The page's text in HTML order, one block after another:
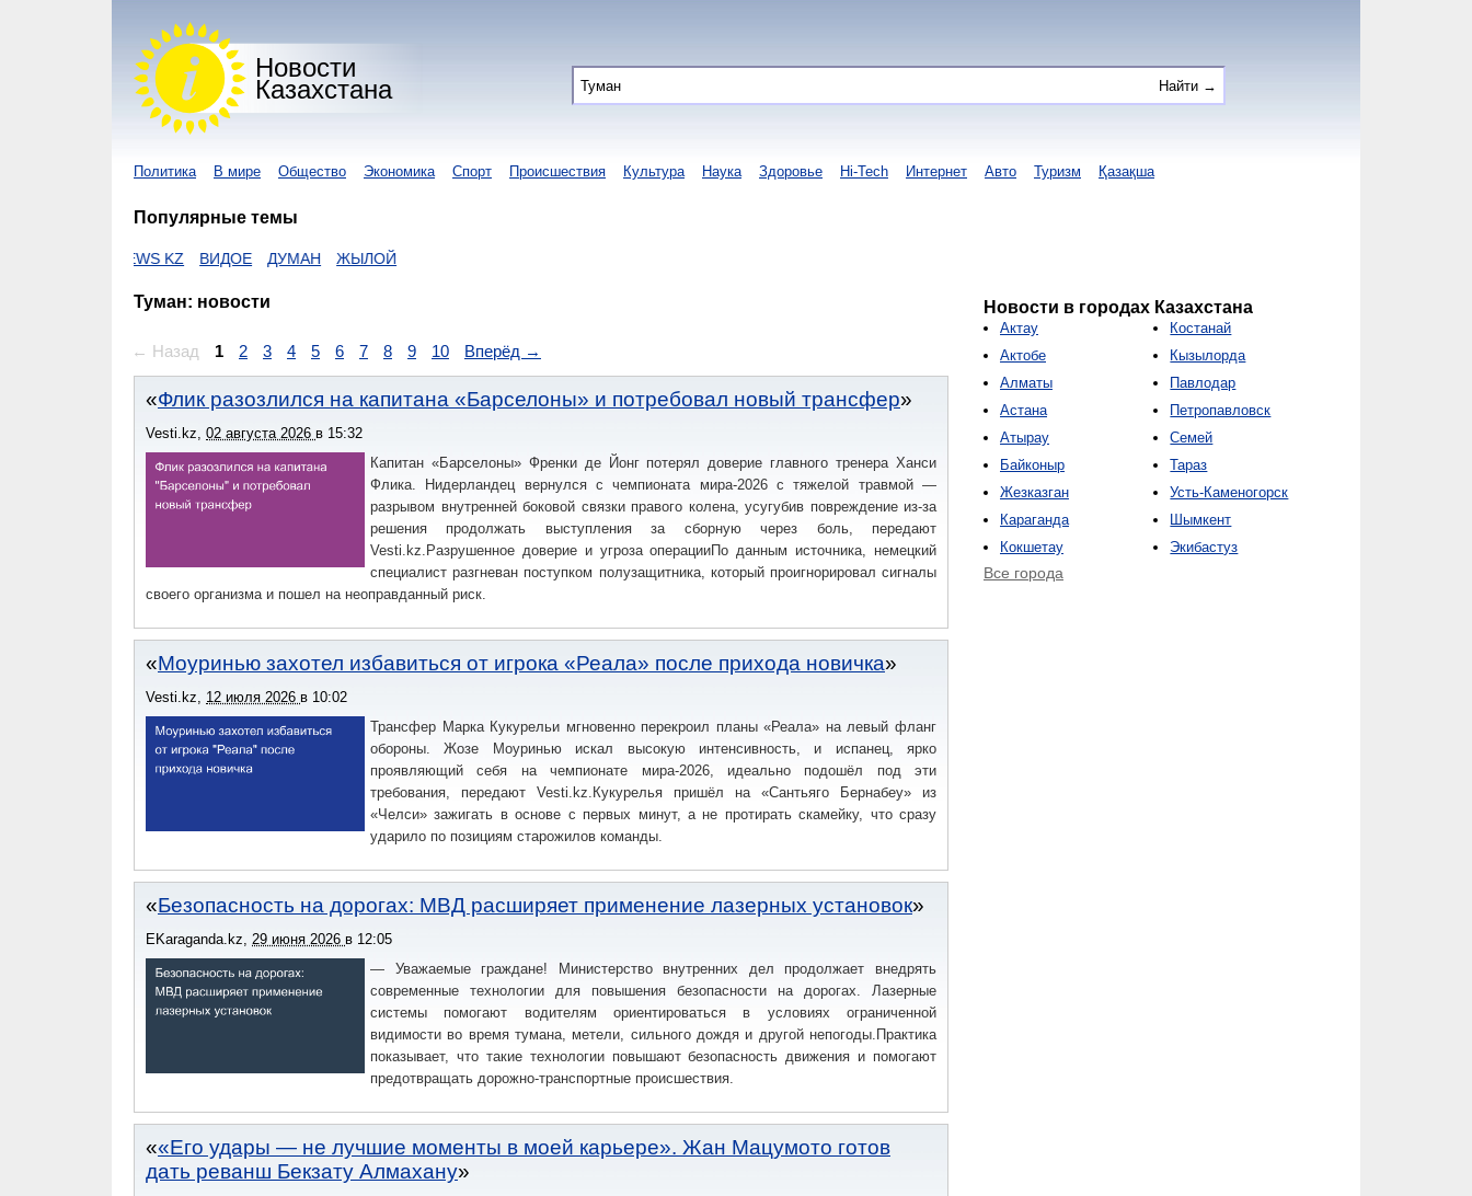
Новости
Казахстана
Политика В мире Общество Экономика Спорт Происшествия Культура Наука Здоровье Hi-Tech Интернет Авто Туризм Қазақша
Популярные темы
ВИДОЕ ДУМАН ЖЫЛОЙ
Туман: новости
← Назад 1 2 3 4 5 6 7 8 9 10 Вперёд →
Флик разозлился на капитана «Барселоны» и потребовал новый трансфер
Vesti.kz, 02 августа 2026 в 15:32
Капитан «Барселоны» Френки де Йонг потерял доверие главного тренера Ханси
Флика. Нидерландец вернулся с чемпионата мира-2026 с тяжелой травмой —
разрывом внутренней боковой связки правого колена, усугубив повреждение из-за
решения продолжать выступления за сборную через боль, передают
Vesti.kz.Разрушенное доверие и угроза операцииПо данным источника, немецкий
специалист разгневан поступком полузащитника, который проигнорировал сигналы
своего организма и пошел на неоправданный риск.
Моуринью захотел избавиться от игрока «Реала» после прихода новичка
Vesti.kz, 12 июля 2026 в 10:02
Трансфер Марка Кукурельи мгновенно перекроил планы «Реала» на левый фланг
обороны. Жозе Моуринью искал высокую интенсивность, и испанец, ярко
проявляющий себя на чемпионате мира-2026, идеально подошёл под эти
требования, передают Vesti.kz.Кукурелья пришёл на «Сантьяго Бернабеу» из
«Челси» зажигать в основе с первых минут, а не протирать скамейку, что сразу
ударило по позициям старожилов команды.
Безопасность на дорогах: МВД расширяет применение лазерных установок
EKaraganda.kz, 29 июня 2026 в 12:05
— Уважаемые граждане! Министерство внутренних дел продолжает внедрять
современные технологии для повышения безопасности на дорогах. Лазерные
системы помогают водителям ориентироваться в условиях ограниченной
видимости во время тумана, метели, сильного дождя и другой непогоды.Практика
показывает, что такие технологии повышают безопасность движения и помогают
предотвращать дорожно-транспортные происшествия.
«Его удары — не лучшие моменты в моей карьере». Жан Мацумото готов
дать реванш Бекзату Алмахану
Новости в городах Казахстана
Актау
Актобе
Алматы
Астана
Атырау
Байконыр
Жезказган
Караганда
Кокшетау
Костанай
Кызылорда
Павлодар
Петропавловск
Семей
Тараз
Усть-Каменогорск
Шымкент
Экибастуз
Все города